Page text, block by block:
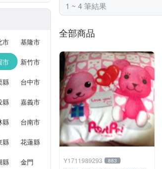
市 基隆市
市 新竹市
縣 台中市
縣 嘉義市
縣 台南市
縣 花蓮縣
縣 金門
1 ~ 4 筆結果
全部商品
Y1711989293 883